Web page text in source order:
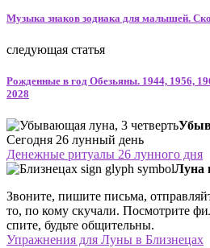
Музыка знаков зодиака для малышей.
следующая статья
Рожденные в год Обезьяны. 1944, 1956,
2028
Сегодня 26 лунный день
Денежные ритуалы 26 лунного дня
Луна
Звоните, пишите письма,
то, по кому скучали. Посмотрите
спите, будьте общительны.
Упражнения для Луны в Близнецах